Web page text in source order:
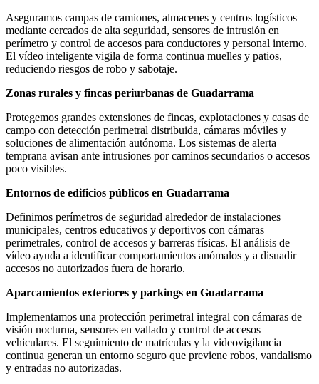
Aseguramos campas de camiones, almacenes y centros logísticos
mediante cercados de alta seguridad, sensores de intrusión en
perímetro y control de accesos para conductores y personal interno.
El vídeo inteligente vigila de forma continua muelles y patios,
reduciendo riesgos de robo y sabotaje.
Zonas rurales y fincas periurbanas de Guadarrama
Protegemos grandes extensiones de fincas, explotaciones y casas de
campo con detección perimetral distribuida, cámaras móviles y
soluciones de alimentación autónoma. Los sistemas de alerta
temprana avisan ante intrusiones por caminos secundarios o accesos
poco visibles.
Entornos de edificios públicos en Guadarrama
Definimos perímetros de seguridad alrededor de instalaciones
municipales, centros educativos y deportivos con cámaras
perimetrales, control de accesos y barreras físicas. El análisis de
vídeo ayuda a identificar comportamientos anómalos y a disuadir
accesos no autorizados fuera de horario.
Aparcamientos exteriores y parkings en Guadarrama
Implementamos una protección perimetral integral con cámaras de
visión nocturna, sensores en vallado y control de accesos
vehiculares. El seguimiento de matrículas y la videovigilancia
continua generan un entorno seguro que previene robos, vandalismo
y entradas no autorizadas.